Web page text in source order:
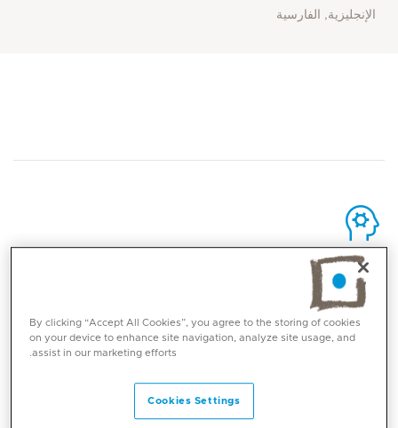
الإنجليزية, الفارسية
المهارات الأساسية
سرطان الثدي
سرطان القولون والمستقيم (الأمعاء)
السرطانات النسائية بما في ذلك سرطان المبيض
وبطانة الرحم وعنق الرحم
By clicking “Accept All Cookies”, you agree to the storing of cookies
on your device to enhance site navigation, analyze site usage, and
assist in our marketing efforts.
Cookies Settings